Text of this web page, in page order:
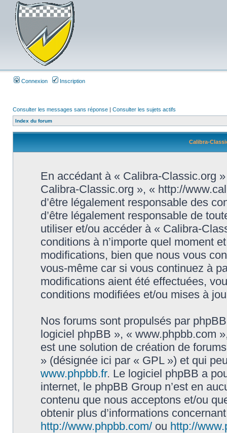
Connexion Inscription
Consulter les messages sans réponse | Consulter les sujets actifs
Index du forum
Calibra-
En accédant à « Calibra-Classic.org
Calibra-Classic.org », « http://
d’être légalement responsable des
d’être légalement responsable de
utiliser et/ou accéder à « Calibra-
conditions à n’importe quel moment
modifications, bien que nous vous
vous-même car si vous continuez à
modifications aient été effectuées,
conditions modifiées et/ou mises à
Nos forums sont propulsés par
logiciel phpBB », « www.phpbb.com
est une solution de création de
» (désignée ici par « GPL ») et qui
www.phpbb.fr. Le logiciel phpBB a
internet, le phpBB Group n’est en
contenu que nous acceptons et/ou
obtenir plus d’informations
http://www.phpbb.com/ ou http://